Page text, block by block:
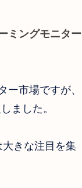
ミングモニター
ー市場ですが、
ました。
大きな注目を集